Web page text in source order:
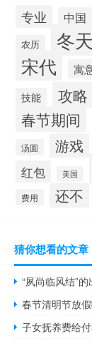
专业 中国
农历 冬天
宋代 寓
技能 攻略
春节期间
汤圆 游戏
红包
美国
费用 还不
猜你想看的文章
“夙尚临风结”
春节清明节放
子女抚养费给